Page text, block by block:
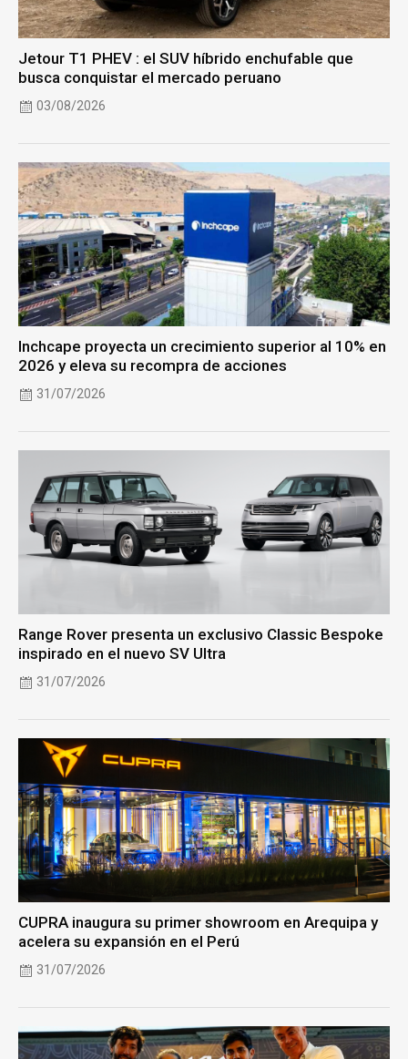
Jetour T1 PHEV : el SUV híbrido enchufable que
busca conquistar el mercado peruano
03/08/2026
Inchcape proyecta un crecimiento superior al 10% en
2026 y eleva su recompra de acciones
31/07/2026
Range Rover presenta un exclusivo Classic Bespoke
inspirado en el nuevo SV Ultra
31/07/2026
CUPRA inaugura su primer showroom en Arequipa y
acelera su expansión en el Perú
31/07/2026